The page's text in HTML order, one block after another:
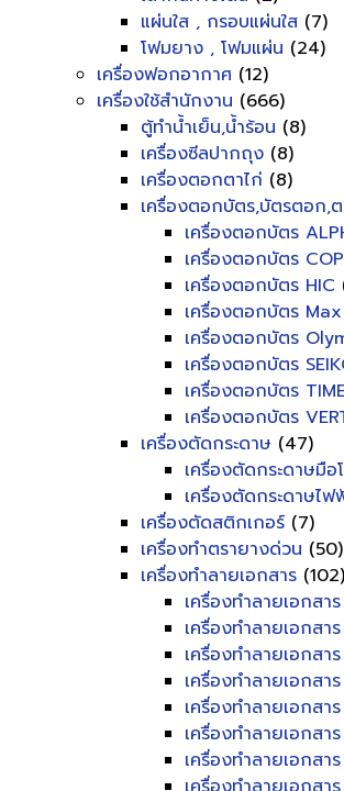
แผ่นใส , กรอบแผ่นใส (7)
โฟมยาง , โฟมแผ่น (24)
เครื่องฟอกอากาศ (12)
เครื่องใช้สำนักงาน (666)
ตู้ทำน้ำเย็น,น้ำร้อน (8)
เครื่องซีลปากถุง (8)
เครื่องตอกตาไก่ (8)
เครื่องตอกบัตร,บัตรตอก,
เครื่องตอกบัตร
เครื่องตอกบัตร
เครื่องตอกบัตร HIC
เครื่องตอกบัตร Max
เครื่องตอกบัตร
เครื่องตอกบัตร
เครื่องตอกบัตร
เครื่องตอกบัตร
เครื่องตัดกระดาษ (47)
เครื่องตัดกระดาษมือ
เครื่องตัดกระดาษไฟ
เครื่องตัดสติกเกอร์ (7)
เครื่องทำตรายางด่วน (50)
เครื่องทำลายเอกสาร (102)
เครื่องทำลายเอกสา
เครื่องทำลายเอกสา
เครื่องทำลายเอกสา
เครื่องทำลายเอกสา
เครื่องทำลายเอกสา
เครื่องทำลายเอกสา
เครื่องทำลายเอกสา